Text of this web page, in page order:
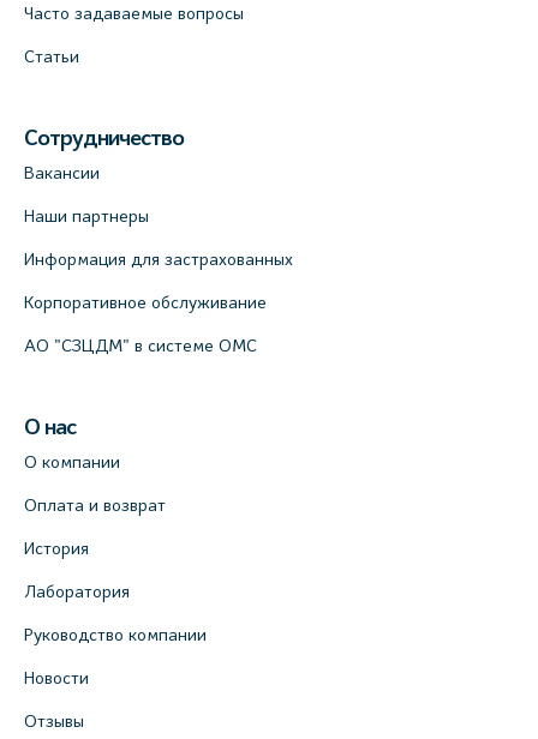
Клиника ОРТОКРОСС на Волжском пер.
Лабораторный терминал на
Кронверкском пр., 31 (официальный
+7 (812) 498-10-30
На карте
Клиника “ПулковоСтом” на Пулковском
шоссе, д.26, к.6. (официальный партнёр)
+7 (812) 679-11-01
Савушкина, 124 (официальный партнёр)
+7 (812) 565-11-12
Часто задаваемые вопросы
Статьи
Сотрудничество
Вакансии
Наши партнеры
Информация для застрахованных
Корпоративное обслуживание
АО "СЗЦДМ" в системе ОМС
О нас
О компании
Оплата и возврат
История
Лаборатория
Руководство компании
Новости
Отзывы